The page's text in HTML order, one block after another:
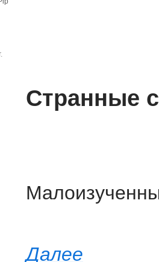
Cтранные
Далее